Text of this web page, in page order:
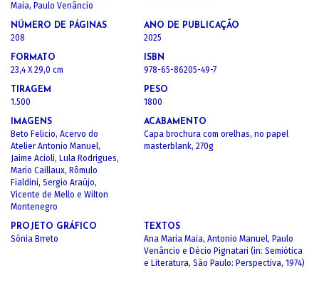
Maia, Paulo Venâncio
NÚMERO DE PÁGINAS
208
ANO DE PUBLICAÇÃO
2025
FORMATO
23,4 X 29,0 cm
ISBN
978-65-86205-49-7
TIRAGEM
1.500
PESO
1800
IMAGENS
Beto Felicio, Acervo do
Atelier Antonio Manuel,
Jaime Acioli, Lula Rodrigues,
Mario Caillaux, Rômulo
Fialdini, Sergio Araújo,
Vicente de Mello e Wilton
Montenegro
ACABAMENTO
Capa brochura com orelhas, no papel
masterblank, 270g
PROJETO GRÁFICO
Sônia Brreto
TEXTOS
Ana Maria Maia, Antonio Manuel, Paulo
Venâncio e Décio Pignatari (in: Semiótica
e Literatura, São Paulo: Perspectiva, 1974)